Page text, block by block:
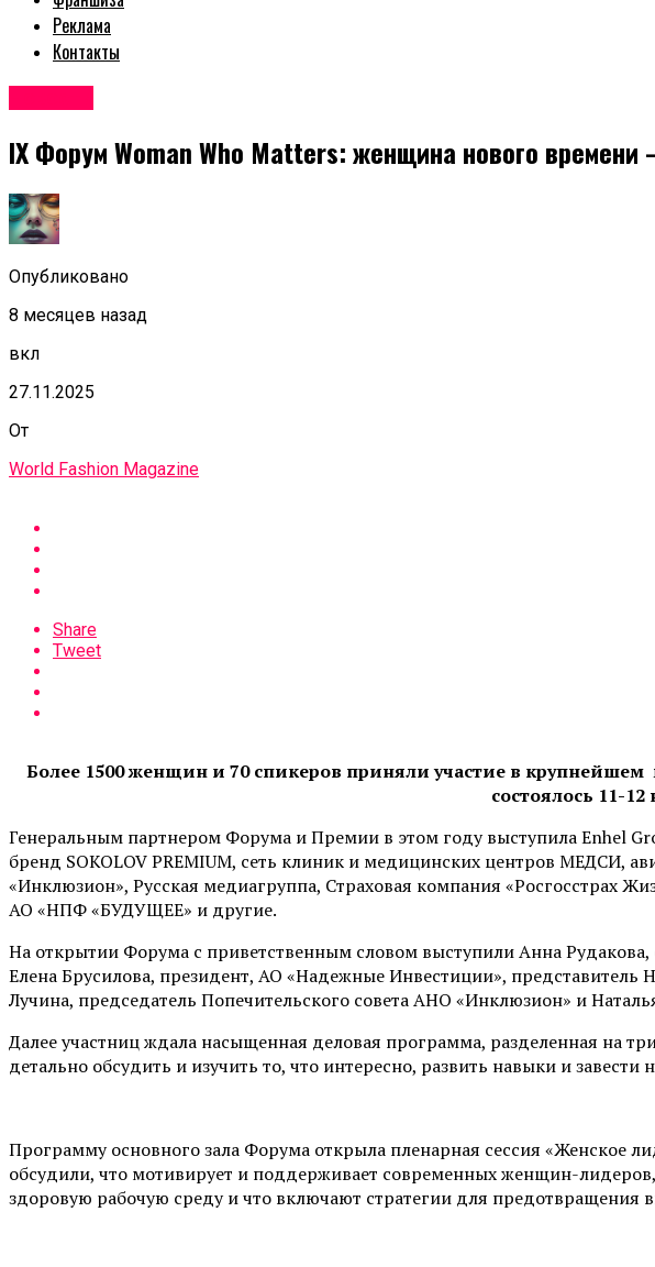
Реклама
Контакты
IX Форум Woman Who Matters: женщина нового
Опубликовано
8 месяцев назад
вкл
27.11.2025
От
World Fashion Magazine
Share
Tweet
Более 1500 женщин и 70 спикеров приняли участие в
состоялось 11-
Генеральным партнером Форума и Премии в этом году выступила Enhel
бренд SOKOLOV PREMIUM, cеть клиник и медицинских центров МЕДСИ,
«Инклюзион», Русская медиагруппа, Страховая компания «Росгосстрах
АО «НПФ «БУДУЩЕЕ» и другие.
На открытии Форума с приветственным словом выступили Анна
Елена Брусилова, президент, АО «Надежные Инвестиции»,
Лучина, председатель Попечительского совета АНО «Инклюзион» и
Далее участниц ждала насыщенная деловая программа, разделенная на
детально обсудить и изучить то, что интересно, развить навыки и завести
Программу основного зала Форума открыла пленарная сессия
обсудили, что мотивирует и поддерживает современных женщин-
здоровую рабочую среду и что включают стратегии для